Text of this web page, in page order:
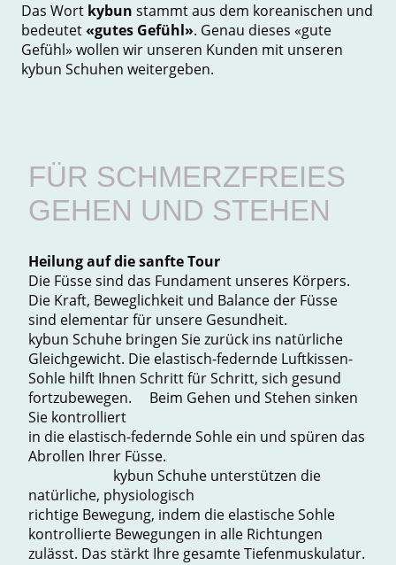
Das Wort kybun stammt aus dem koreanischen und
bedeutet«gutes Gefühl». Genau dieses «gute
Gefühl» wollen wir unseren Kunden mit unseren
kybun Schuhen weitergeben.
FÜR SCHMERZFREIES
GEHEN UND STEHEN
Heilung auf die sanfte Tour
Die Füsse sind das Fundament unseres Körpers.
Die Kraft, Beweglichkeit und Balance der Füsse
sind elementar für unsere Gesundheit.
kybun Schuhe bringen Sie zurück ins natürliche
Gleichgewicht. Die elastisch-federnde Luftkissen-
Sohle hilft Ihnen Schritt für Schritt, sich gesund
fortzubewegen. Beim Gehen und Stehen sinken
Sie kontrolliert
in die elastisch-federnde Sohle ein und spüren das
Abrollen Ihrer Füsse.
kybun Schuhe unterstützen die
natürliche, physiologisch
richtige Bewegung, indem die elastische Sohle
kontrollierte Bewegungen in alle Richtungen
zulässt. Das stärkt Ihre gesamte Tiefenmuskulatur.